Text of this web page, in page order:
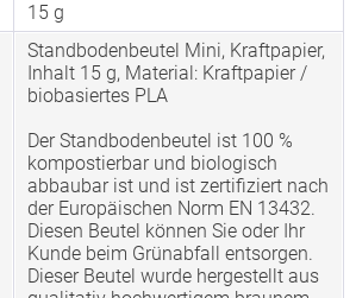
15 g
Standbodenbeutel Mini, Kraftpapier,
Inhalt 15 g, Material: Kraftpapier /
biobasiertes PLA
Der Standbodenbeutel ist 100 %
kompostierbar und biologisch
abbaubar ist und ist zertifiziert nach
der Europäischen Norm EN 13432.
Diesen Beutel können Sie oder Ihr
Kunde beim Grünabfall entsorgen.
Dieser Beutel wurde hergestellt aus